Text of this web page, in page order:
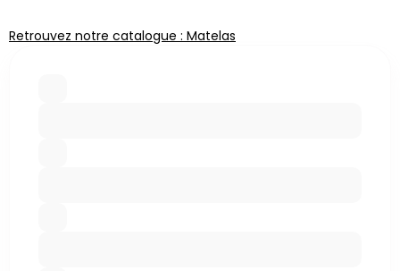
Retrouvez notre catalogue : Matelas